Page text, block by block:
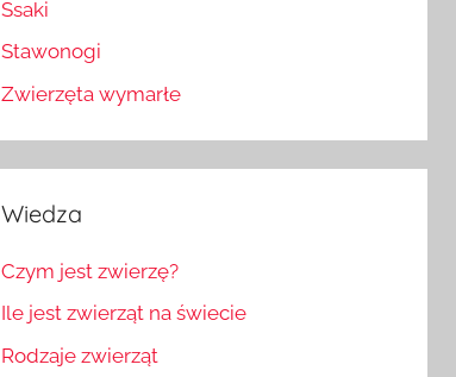
Ssaki
Stawonogi
Zwierzęta wymarłe
Wiedza
Czym jest zwierzę?
Ile jest zwierząt na świecie
Rodzaje zwierząt